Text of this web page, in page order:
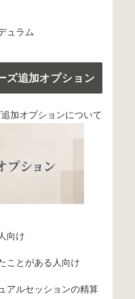
ュラム
ズ追加オプション
追加オプションについて
向け
ことがある人向け
アルセッションの精算